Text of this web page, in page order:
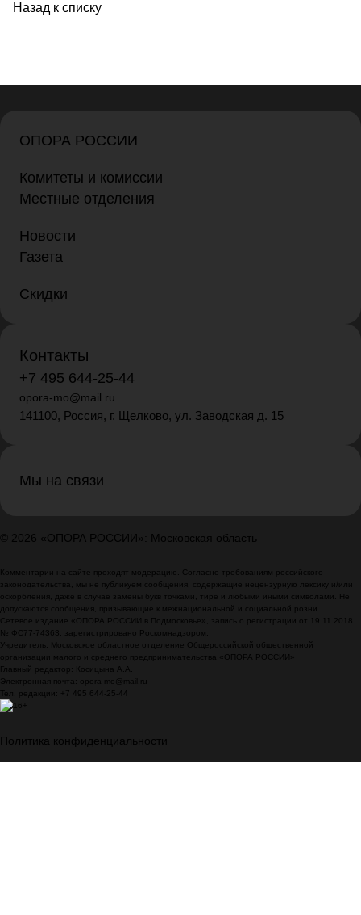
Назад к списку
ОПОРА РОССИИ
Комитеты и комиссии
Местные отделения
Новости
Газета
Скидки
Контакты
+7 495 644-25-44
opora-mo@mail.ru
141100, Россия, г. Щелково, ул. Заводская д. 15
Мы на связи
© 2026 «ОПОРА РОССИИ»: Московская область
Комментарии на сайте проходят модерацию. Согласно требованиям российского
законодательства, мы не публикуем сообщения, содержащие нецензурную лексику и/или
оскорбления, даже в случае замены букв точками, тире и любыми иными символами. Не
допускаются сообщения, призывающие к межнациональной и социальной розни.
Сетевое издание «ОПОРА РОССИИ в Подмосковье», запись о регистрации от 19.11.2018
№ ФС77-74363, зарегистрировано Роскомнадзором.
Учредитель: Московское областное отделение Общероссийской общественной
организации малого и среднего предпринимательства «ОПОРА РОССИИ»
Главный редактор: Косицына А.А.
Электронная почта: opora-mo@mail.ru
Тел. редакции: +7 495 644-25-44
Политика конфиденциальности